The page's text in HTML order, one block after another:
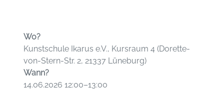
Wo?
Kunstschule Ikarus e.V., Kursraum 4 (Dorette-
von-Stern-Str. 2, 21337 Lüneburg)
Wann?
14.06.2026 12:00–13:00